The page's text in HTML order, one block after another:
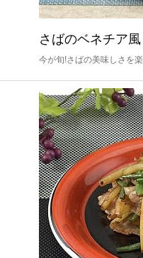
さばのベネチア風
今が旬!さばの美味しさを